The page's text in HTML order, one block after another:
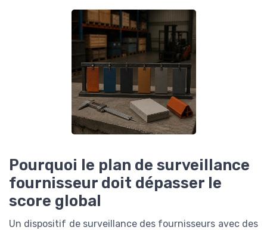
Pourquoi le plan de surveillance
fournisseur doit dépasser le
score global
Un dispositif de surveillance des fournisseurs avec des